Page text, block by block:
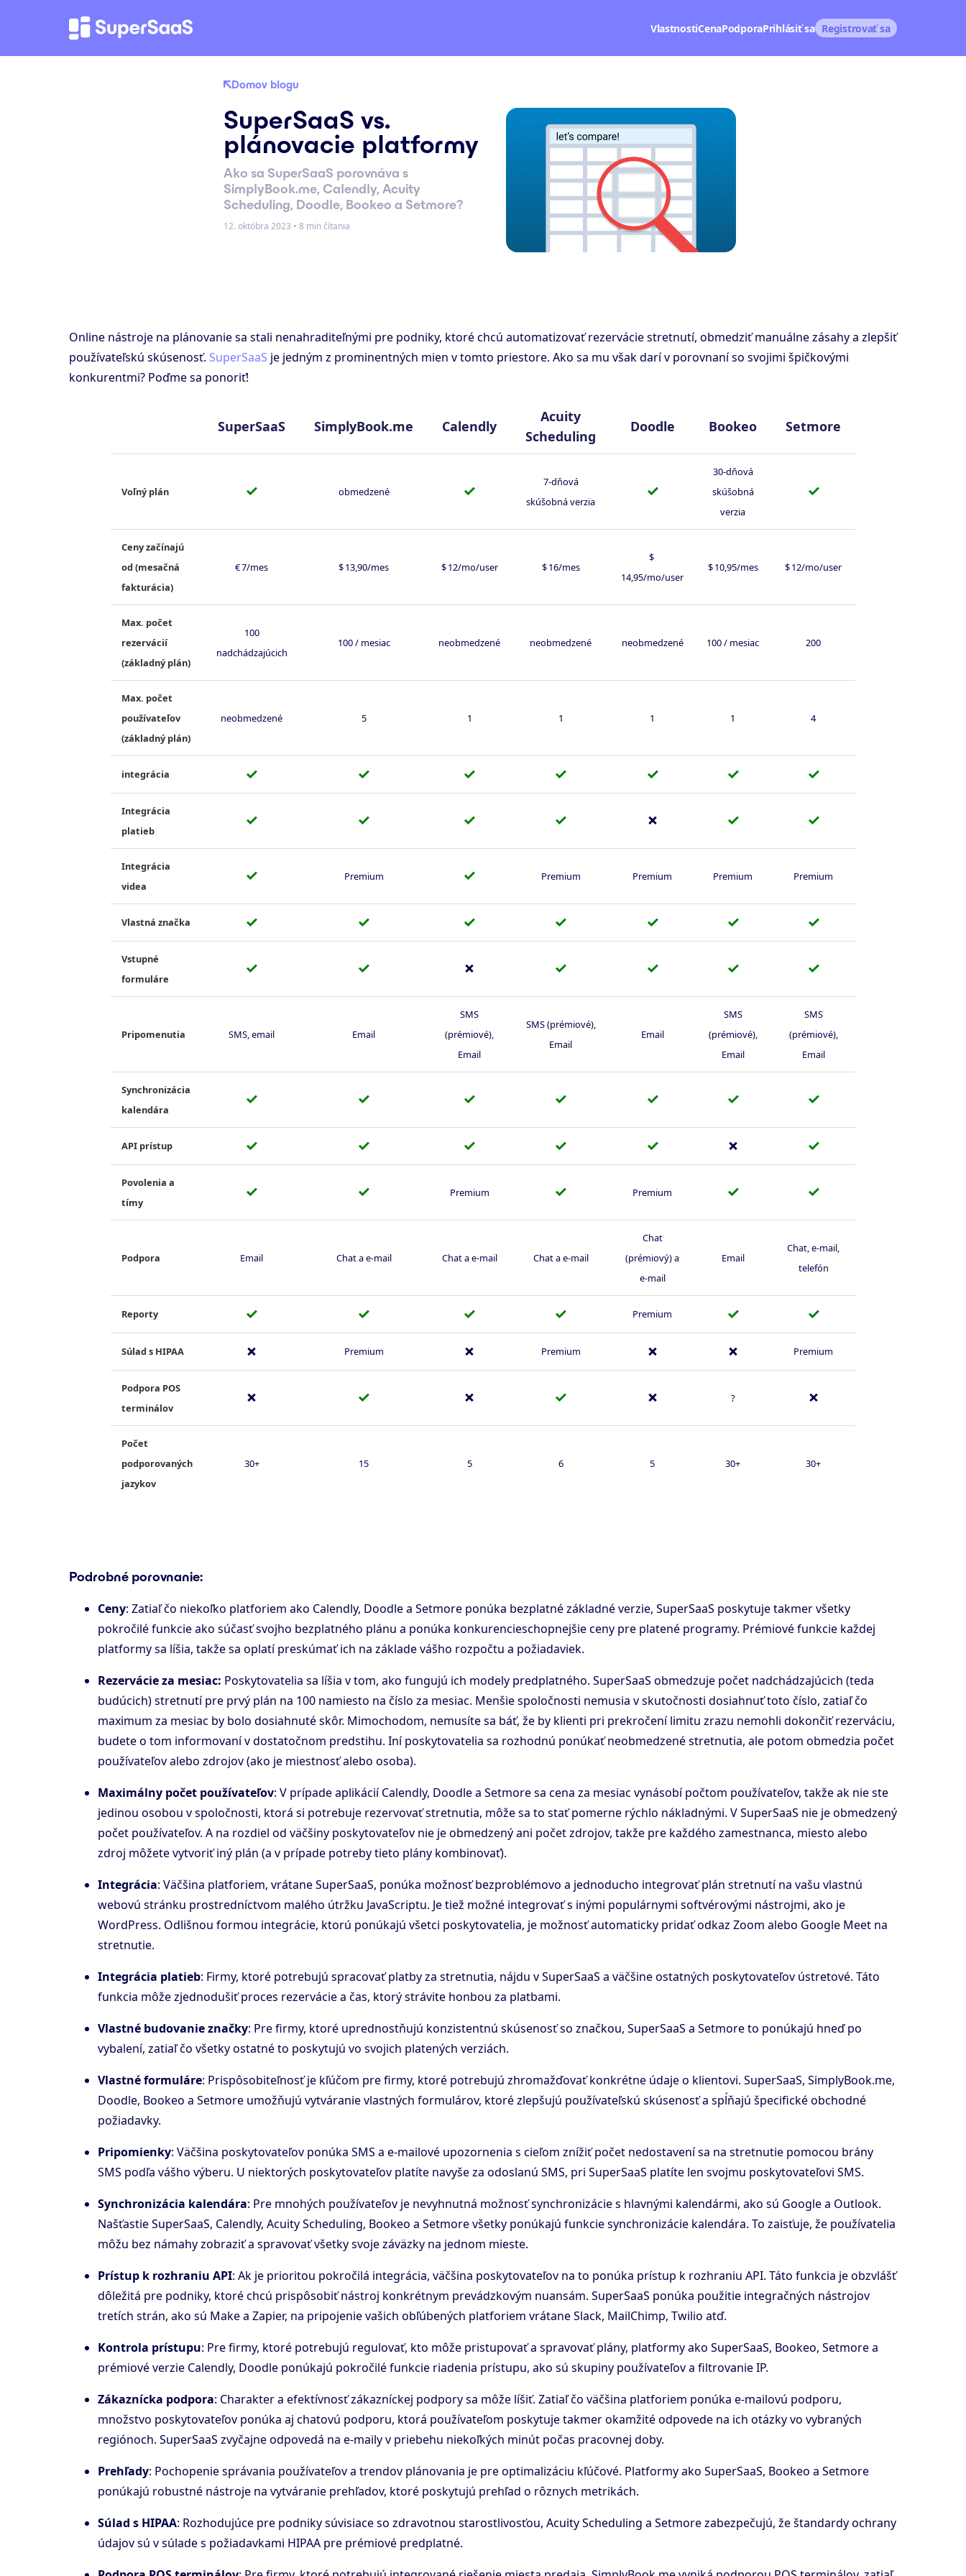
VlastnostiCenaPodporaPrihlásiť sa Registrovať sa
Domov blogu
SuperSaaS vs.
plánovacie platformy
Ako sa SuperSaaS porovnáva s
SimplyBook.me, Calendly, Acuity
Scheduling, Doodle, Bookeo a Setmore?
12. októbra 2023 • 8 min čítania
Online nástroje na plánovanie sa stali nenahraditeľnými pre podniky, ktoré chcú automatizovať rezervácie stretnutí, obmedziť manuálne zásahy a zlepšiť
používateľskú skúsenosť. SuperSaaS je jedným z prominentných mien v tomto priestore. Ako sa mu však darí v porovnaní so svojimi špičkovými
konkurentmi? Poďme sa ponoriť!
SuperSaaS SimplyBook.me Calendly
Acuity
Scheduling
Doodle Bookeo Setmore
Voľný plán ✓ obmedzené ✓
7-dňová
skúšobná verzia
✓
30-dňová
skúšobná
verzia
✓
Ceny začínajú
od (mesačná
fakturácia)
€ 7/mes $ 13,90/mes $ 12/mo/user $ 16/mes
$
14,95/mo/user
$ 10,95/mes $ 12/mo/user
Max. počet
rezervácií
(základný plán)
100
nadchádzajúcich
100 / mesiac neobmedzené neobmedzené neobmedzené 100 / mesiac 200
Max. počet
používateľov
(základný plán)
neobmedzené 5 1 1 1 1 4
integrácia ✓ ✓ ✓ ✓ ✓ ✓ ✓
Integrácia
platieb
✓ ✓ ✓ ✓ ✗ ✓ ✓
Integrácia
videa
✓ Premium ✓ Premium Premium Premium Premium
Vlastná značka ✓ ✓ ✓ ✓ ✓ ✓ ✓
Vstupné
formuláre
✓ ✓ ✗ ✓ ✓ ✓ ✓
Pripomenutia SMS, email Email
SMS
(prémiové),
Email
SMS (prémiové),
Email
Email
SMS
(prémiové),
Email
SMS
(prémiové),
Email
Synchronizácia
kalendára
✓ ✓ ✓ ✓ ✓ ✓ ✓
API prístup ✓ ✓ ✓ ✓ ✓ ✗ ✓
Povolenia a
tímy
✓ ✓ Premium ✓ Premium ✓ ✓
Podpora Email Chat a e-mail Chat a e-mail Chat a e-mail
Chat
(prémiový) a
e-mail
Email
Chat, e-mail,
telefón
Reporty ✓ ✓ ✓ ✓ Premium ✓ ✓
Súlad s HIPAA ✗ Premium ✗ Premium ✗ ✗ Premium
Podpora POS
terminálov
✗ ✓ ✗ ✓ ✗ ? ✗
Počet
podporovaných
jazykov
30+ 15 5 6 5 30+ 30+
Podrobné porovnanie:
Ceny: Zatiaľ čo niekoľko platforiem ako Calendly, Doodle a Setmore ponúka bezplatné základné verzie, SuperSaaS poskytuje takmer všetky
pokročilé funkcie ako súčasť svojho bezplatného plánu a ponúka konkurencieschopnejšie ceny pre platené programy. Prémiové funkcie každej
platformy sa líšia, takže sa oplatí preskúmať ich na základe vášho rozpočtu a požiadaviek.
Rezervácie za mesiac: Poskytovatelia sa líšia v tom, ako fungujú ich modely predplatného. SuperSaaS obmedzuje počet nadchádzajúcich (teda
budúcich) stretnutí pre prvý plán na 100 namiesto na číslo za mesiac. Menšie spoločnosti nemusia v skutočnosti dosiahnuť toto číslo, zatiaľ čo
maximum za mesiac by bolo dosiahnuté skôr. Mimochodom, nemusíte sa báť, že by klienti pri prekročení limitu zrazu nemohli dokončiť rezerváciu,
budete o tom informovaní v dostatočnom predstihu. Iní poskytovatelia sa rozhodnú ponúkať neobmedzené stretnutia, ale potom obmedzia počet
používateľov alebo zdrojov (ako je miestnosť alebo osoba).
Maximálny počet používateľov: V prípade aplikácií Calendly, Doodle a Setmore sa cena za mesiac vynásobí počtom používateľov, takže ak nie ste
jedinou osobou v spoločnosti, ktorá si potrebuje rezervovať stretnutia, môže sa to stať pomerne rýchlo nákladnými. V SuperSaaS nie je obmedzený
počet používateľov. A na rozdiel od väčšiny poskytovateľov nie je obmedzený ani počet zdrojov, takže pre každého zamestnanca, miesto alebo
zdroj môžete vytvoriť iný plán (a v prípade potreby tieto plány kombinovať).
Integrácia: Väčšina platforiem, vrátane SuperSaaS, ponúka možnosť bezproblémovo a jednoducho integrovať plán stretnutí na vašu vlastnú
webovú stránku prostredníctvom malého útržku JavaScriptu. Je tiež možné integrovať s inými populárnymi softvérovými nástrojmi, ako je
WordPress. Odlišnou formou integrácie, ktorú ponúkajú všetci poskytovatelia, je možnosť automaticky pridať odkaz Zoom alebo Google Meet na
stretnutie.
Integrácia platieb: Firmy, ktoré potrebujú spracovať platby za stretnutia, nájdu v SuperSaaS a väčšine ostatných poskytovateľov ústretové. Táto
funkcia môže zjednodušiť proces rezervácie a čas, ktorý strávite honbou za platbami.
Vlastné budovanie značky: Pre firmy, ktoré uprednostňujú konzistentnú skúsenosť so značkou, SuperSaaS a Setmore to ponúkajú hneď po
vybalení, zatiaľ čo všetky ostatné to poskytujú vo svojich platených verziách.
Vlastné formuláre: Prispôsobiteľnosť je kľúčom pre firmy, ktoré potrebujú zhromažďovať konkrétne údaje o klientovi. SuperSaaS, SimplyBook.me,
Doodle, Bookeo a Setmore umožňujú vytváranie vlastných formulárov, ktoré zlepšujú používateľskú skúsenosť a spĺňajú špecifické obchodné
požiadavky.
Pripomienky: Väčšina poskytovateľov ponúka SMS a e-mailové upozornenia s cieľom znížiť počet nedostavení sa na stretnutie pomocou brány
SMS podľa vášho výberu. U niektorých poskytovateľov platíte navyše za odoslanú SMS, pri SuperSaaS platíte len svojmu poskytovateľovi SMS.
Synchronizácia kalendára: Pre mnohých používateľov je nevyhnutná možnosť synchronizácie s hlavnými kalendármi, ako sú Google a Outlook.
Našťastie SuperSaaS, Calendly, Acuity Scheduling, Bookeo a Setmore všetky ponúkajú funkcie synchronizácie kalendára. To zaisťuje, že používatelia
môžu bez námahy zobraziť a spravovať všetky svoje záväzky na jednom mieste.
Prístup k rozhraniu API: Ak je prioritou pokročilá integrácia, väčšina poskytovateľov na to ponúka prístup k rozhraniu API. Táto funkcia je obzvlášť
dôležitá pre podniky, ktoré chcú prispôsobiť nástroj konkrétnym prevádzkovým nuansám. SuperSaaS ponúka použitie integračných nástrojov
tretích strán, ako sú Make a Zapier, na pripojenie vašich obľúbených platforiem vrátane Slack, MailChimp, Twilio atď.
Kontrola prístupu: Pre firmy, ktoré potrebujú regulovať, kto môže pristupovať a spravovať plány, platformy ako SuperSaaS, Bookeo, Setmore a
prémiové verzie Calendly, Doodle ponúkajú pokročilé funkcie riadenia prístupu, ako sú skupiny používateľov a filtrovanie IP.
Zákaznícka podpora: Charakter a efektívnosť zákazníckej podpory sa môže líšiť. Zatiaľ čo väčšina platforiem ponúka e-mailovú podporu,
množstvo poskytovateľov ponúka aj chatovú podporu, ktorá používateľom poskytuje takmer okamžité odpovede na ich otázky vo vybraných
regiónoch. SuperSaaS zvyčajne odpovedá na e-maily v priebehu niekoľkých minút počas pracovnej doby.
Prehľady: Pochopenie správania používateľov a trendov plánovania je pre optimalizáciu kľúčové. Platformy ako SuperSaaS, Bookeo a Setmore
ponúkajú robustné nástroje na vytváranie prehľadov, ktoré poskytujú prehľad o rôznych metrikách.
Súlad s HIPAA: Rozhodujúce pre podniky súvisiace so zdravotnou starostlivosťou, Acuity Scheduling a Setmore zabezpečujú, že štandardy ochrany
údajov sú v súlade s požiadavkami HIPAA pre prémiové predplatné.